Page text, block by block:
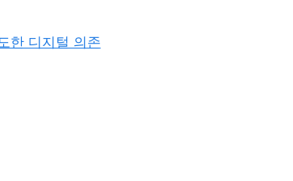
한 디지털 의존